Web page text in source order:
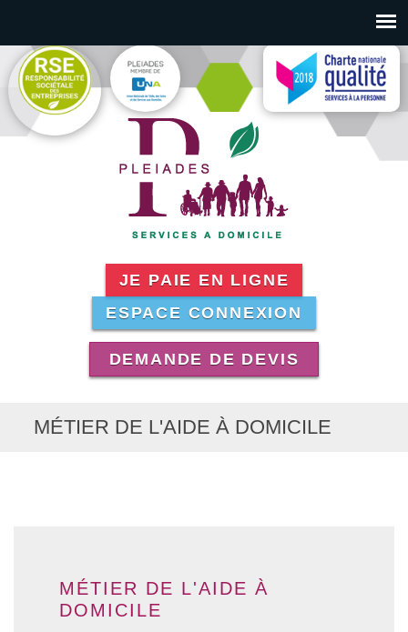
Aller au contenu principal
JE PAIE EN LIGNE
ESPACE CONNEXION
DEMANDE DE DEVIS
MÉTIER DE L'AIDE À DOMICILE
MÉTIER DE L'AIDE À
DOMICILE